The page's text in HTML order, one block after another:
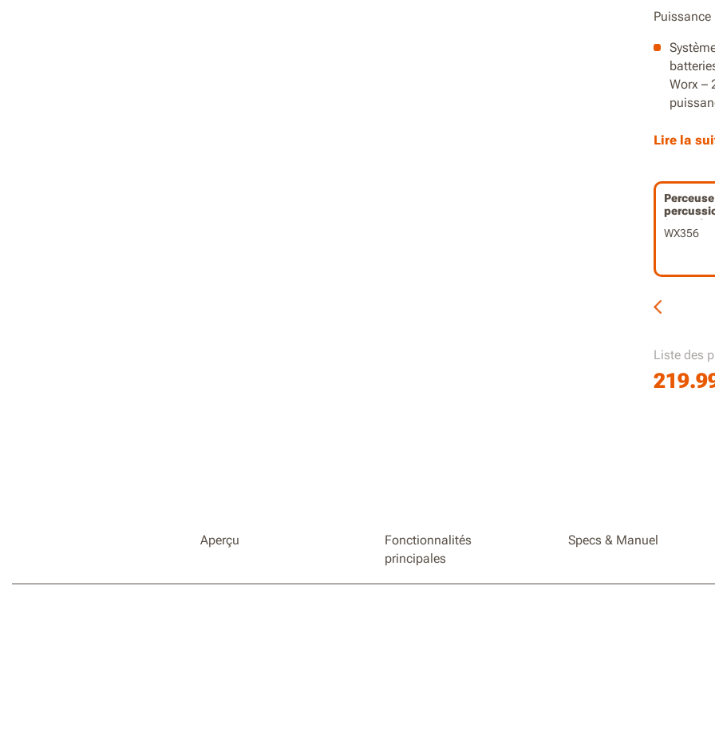
Worx –
000 cps
restreints
LED
Lire la
20V, 2
Ah
WX356
Liste des
Aperçu
Fonctionnalités
principales
Specs & Manuel